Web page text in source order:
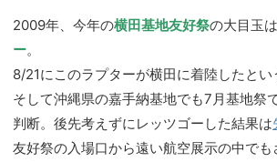
2009年、今年の横田基地友好祭の大目玉
ー。
8/21にこのラプターが横田に着陸したとい
そして沖縄県の嘉手納基地でも7月基地祭
判断。後先考えずにレッツゴーした結果は
友好祭の入場口から遠い航空展示の中で